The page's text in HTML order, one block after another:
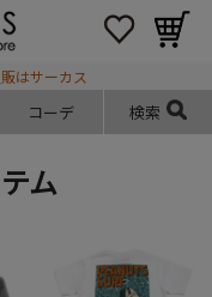
はサーカス
コーデ 検索
ム